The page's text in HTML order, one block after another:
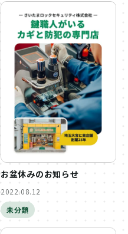
お盆休みのお知らせ
2022.08.12
未分類